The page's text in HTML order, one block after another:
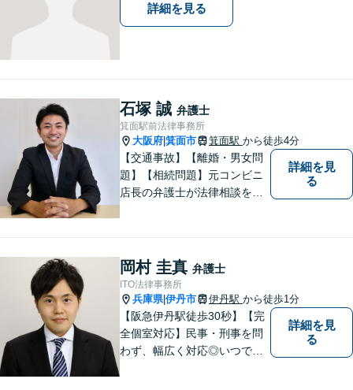
詳細を見る
石塚 誠 弁護士
箕面駅前法律事務所
大阪府 箕面市 箕面駅 から徒歩4分
【交通事故】【離婚・男女問
題】【相続問題】元コンビニ
店長の弁護士が法律相談を承
詳細を見
る
岡村 圭真 弁護士
ITO法律事務所
兵庫県|伊丹市 伊丹駅 から徒歩1分
【阪急伊丹駅徒歩30秒】【完
全個室対応】民事・刑事を問
わず、幅広く対応◎いつでも
詳細を見
る